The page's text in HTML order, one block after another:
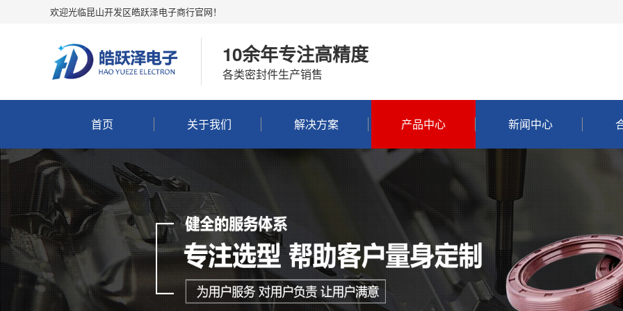
欢迎光临昆山开发区皓跃泽电子商行官网！
10余年专注高精度
各类密封件生产销售
首页 关于我们 解决方案 产品中心 新闻中心